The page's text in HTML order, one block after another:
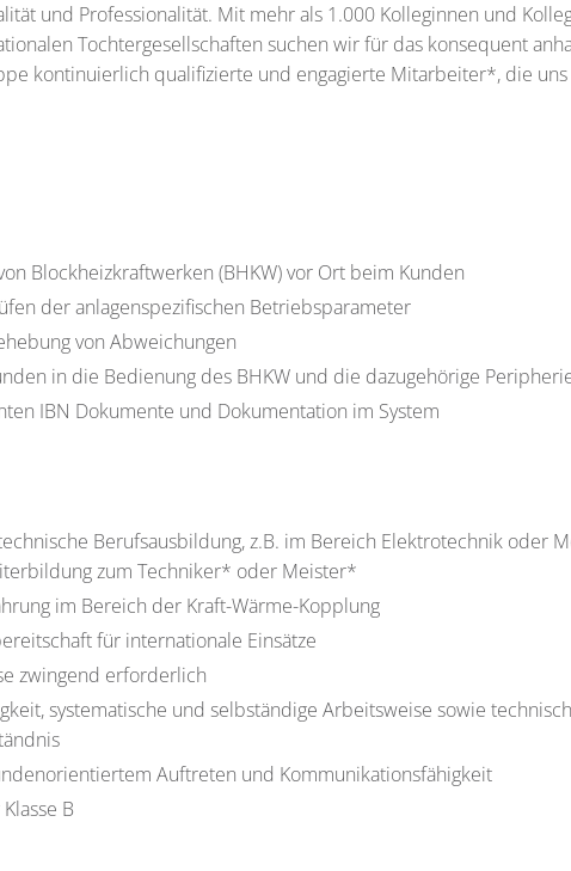
und Professionalität. Mit mehr als 1.000 Kolleginnen und
Tochtergesellschaften suchen wir für das konsequent
kontinuierlich qualifizierte und engagierte Mitarbeiter*, die
Blockheizkraftwerken (BHKW) vor Ort beim Kunden
der anlagenspezifischen Betriebsparameter
von Abweichungen
in die Bedienung des BHKW und die dazugehörige
IBN Dokumente und Dokumentation im System
Berufsausbildung, z.B. im Bereich Elektrotechnik oder
zum Techniker* oder Meister*
im Bereich der Kraft-Wärme-Kopplung
für internationale Einsätze
zwingend erforderlich
systematische und selbständige Arbeitsweise sowie
Auftreten und Kommunikationsfähigkeit
B